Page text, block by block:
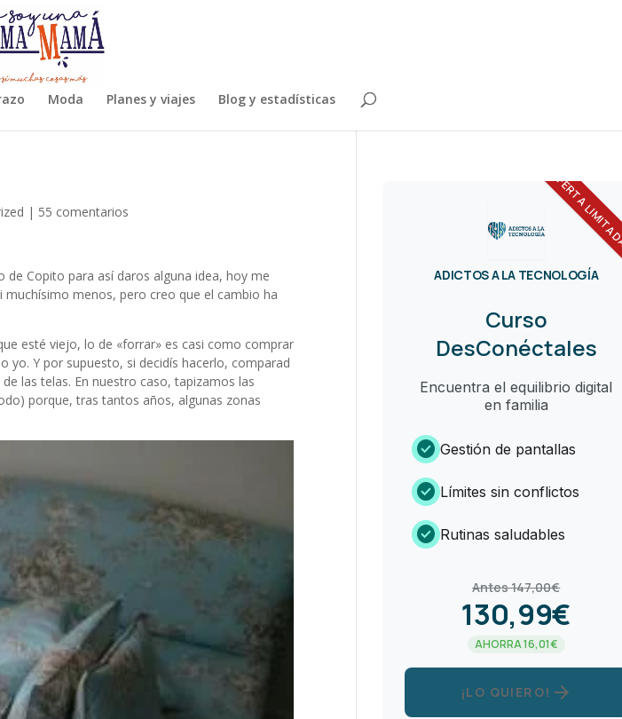
Moda Planes y viajes Blog y estadísticas
| 55 comentarios
Copito para así daros alguna idea, hoy me
menos, pero creo que el cambio ha
esté viejo, lo de «forrar» es casi como comprar
yo. Y por supuesto, si decidís hacerlo, comparad
las telas. En nuestro caso, tapizamos las
porque, tras tantos años, algunas zonas
OFERTA
ADICTOS A LA TECNOLOGÍA
Curso
DesConéctales
Encuentra el equilibrio digital
en familia
check_circle Gestión de pantallas
check_circle Límites sin conflictos
check_circle Rutinas saludables
Antes 147,00€
130,99€
AHORRA 16,01€
¡LO QUIERO! arrow_forward